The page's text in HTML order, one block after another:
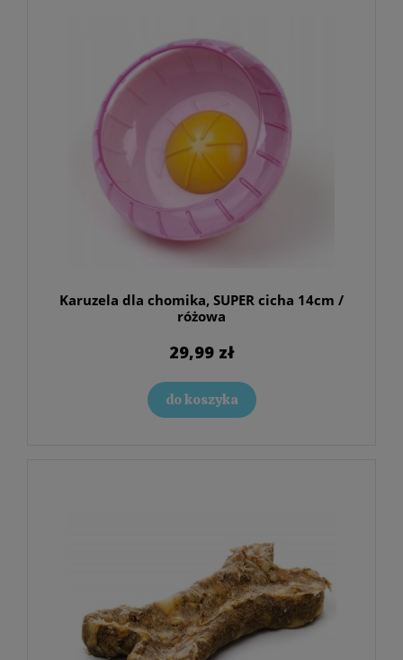
Karuzela dla chomika, SUPER cicha 14cm /
różowa
29,99 zł
do koszyka